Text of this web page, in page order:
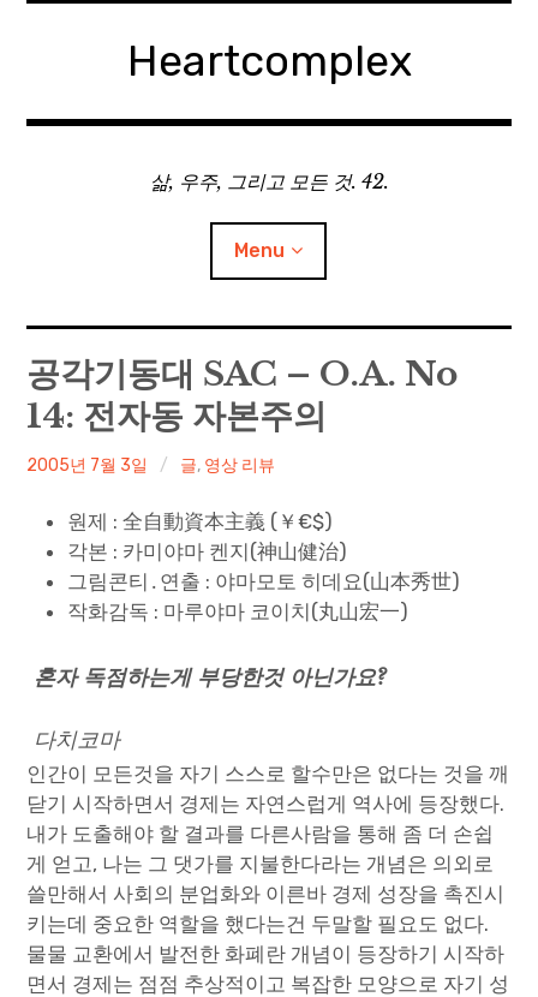
Heartcomplex
삶, 우주, 그리고 모든 것. 42.
Menu
홈
Private Military Manager: Tactical Auto Battler
Plebby Quest: The Crusades
GOTYS
Paper Star Fighters
English
공각기동대 SAC – O.A. No
14: 전자동 자본주의
irene
2005년 7월 3일 글, 영상 리뷰
원제 : 全自動資本主義 (￥€$)
각본 : 카미야마 켄지(神山健治)
그림콘티․연출 : 야마모토 히데요(山本秀世)
작화감독 : 마루야마 코이치(丸山宏一)
혼자 독점하는게 부당한것 아닌가요?
다치코마
인간이 모든것을 자기 스스로 할수만은 없다는 것을 깨
닫기 시작하면서 경제는 자연스럽게 역사에 등장했다.
내가 도출해야 할 결과를 다른사람을 통해 좀 더 손쉽
게 얻고, 나는 그 댓가를 지불한다라는 개념은 의외로
쓸만해서 사회의 분업화와 이른바 경제 성장을 촉진시
키는데 중요한 역할을 했다는건 두말할 필요도 없다.
물물 교환에서 발전한 화폐란 개념이 등장하기 시작하
면서 경제는 점점 추상적이고 복잡한 모양으로 자기 성